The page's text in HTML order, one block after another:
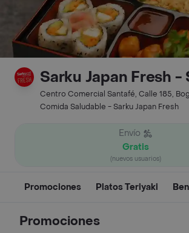
Sarku Japan Fresh -
Centro Comercial Santafé, Calle 185,
Comida Saludable - Sarku Japan Fresh
Envío
Gratis
(nuevos usuarios)
Promociones Platos Teriyaki
Promociones